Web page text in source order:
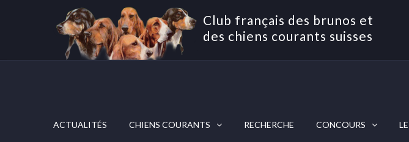
Club français des brunos et
des chiens courants suisses
ACTUALITÉS CHIENS COURANTS RECHERCHE CONCOURS